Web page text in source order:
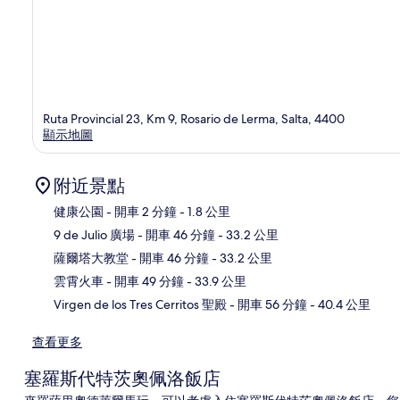
Ruta Provincial 23, Km 9, Rosario de Lerma, Salta, 4400
顯示地圖
附近景點
健康公園 - 開車 2 分鐘- 1.8 公里
9 de Julio 廣場- 開車 46 分鐘- 33.2 公里
薩爾塔大教堂- 開車 46 分鐘- 33.2 公里
雲霄火車- 開車 49 分鐘- 33.9 公里
Virgen de los Tres Cerritos 聖殿- 開車 56 分鐘- 40.4 公里
查看更多
塞羅斯代特茨奧佩洛飯店